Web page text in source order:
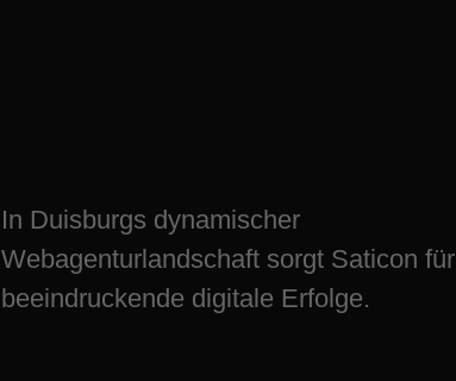
In Duisburgs dynamischer
Webagenturlandschaft sorgt Saticon für
beeindruckende digitale Erfolge.